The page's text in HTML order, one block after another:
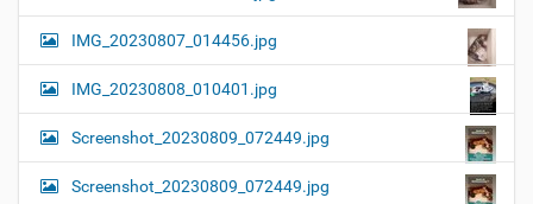
IMG_20230807_014456.jpg
IMG_20230808_010401.jpg
Screenshot_20230809_072449.jpg
Screenshot_20230809_072449.jpg